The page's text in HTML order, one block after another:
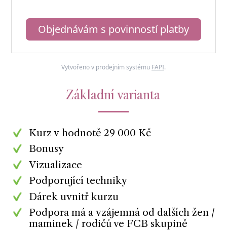
Objednávám s povinností platby
Vytvořeno v prodejním systému FAPI.
Základní varianta
Kurz v hodnotě 29 000 Kč
Bonusy
Vizualizace
Podporující techniky
Dárek uvnitř kurzu
Podpora má a vzájemná od dalších žen /
maminek / rodičů ve FCB skupině